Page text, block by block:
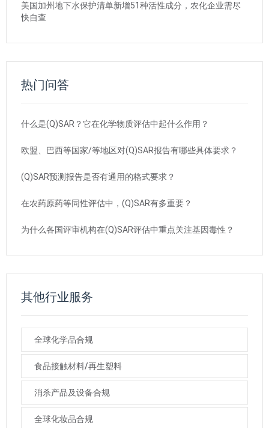
美国加州地下水保护清单新增51种活性成分，农化企业需尽
快自查
热门问答
什么是(Q)SAR？它在化学物质评估中起什么作用？
欧盟、巴西等国家/等地区对(Q)SAR报告有哪些具体要求？
(Q)SAR预测报告是否有通用的格式要求？
在农药原药等同性评估中，(Q)SAR有多重要？
为什么各国评审机构在(Q)SAR评估中重点关注基因毒性？
其他行业服务
全球化学品合规
食品接触材料/再生塑料
消杀产品及设备合规
全球化妆品合规